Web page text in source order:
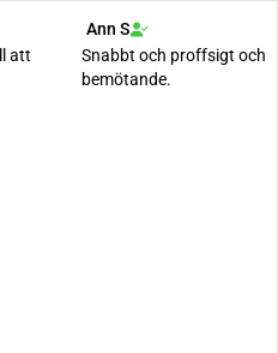
Ann S
Snabbt och proffsigt och ett fantastiskt
bemötande.